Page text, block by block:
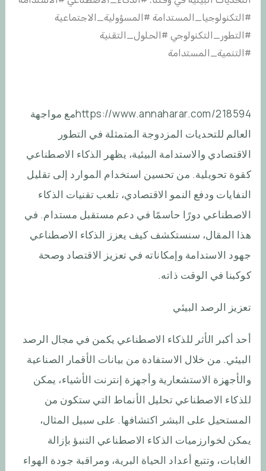
https://www.annaharar.com/218594مع مواجهة
العالم للتحديات المزدوجة المتمثلة في التطور
الاقتصادي والاستدامة البيئية، يظهر الذكاء الاصطناعي
كقوة تحويلية. من تحسين استخدام الموارد إلى تقليل
النفايات ودفع النمو الاقتصادي، تلعب تقنيات الذكاء
الاصطناعي دورًا حاسمًا في دعم مستقبل مستدام. في
هذا المقال، سنستكشف كيف يعزز الذكاء الاصطناعي
جهود الاستدامة وإمكاناته في تعزيز الاقتصاد وصحة
كوكبنا في الوقت ذاته.
تعزيز الرصد البيئي
أحد أكبر الأثر للذكاء الاصطناعي يكمن في مجال الرصد
البيئي. من خلال الاستفادة من بيانات الأقمار الصناعية
والأجهزة الاستشعارية وأجهزة إنترنت الأشياء، يمكن
للذكاء الاصطناعي تحليل الأنماط التي ستكون من
المستحيل على البشر اكتشافها. على سبيل المثال،
يمكن لخوارزميات الذكاء الاصطناعي التنبؤ بإزالة
الغابات، وتتبع أعداد الحياة البرية، ومراقبة جودة الهواء